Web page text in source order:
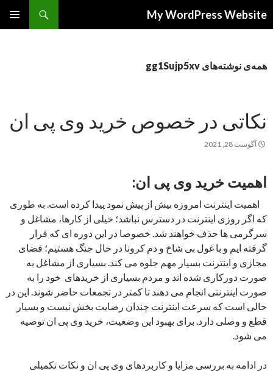
My WordPress Website
همه‌ی نوشته‌های gg1Sujp5xv
نکاتی در خصوص خرید وی پی ان
آگوست 28, 2021
اهمیت خرید وی پی ان:
اهمیت اینترنت امروزه بیش از پیش نمود پیدا کرده است. به طوری
که اگر روزی اینترنت در دسترس نباشد؛ خیلی از کارها، مشاغل و
سرگرمی ها حذف خواهند شد. خصوصا در این دوره ای که قرار
گرفته ایم و با غول بی شاخ و دم کرونا در حال جنگ هستیم؛ فضای
مجازی و اینترنت بسیار مهم جلوه می کند. بسیاری از مشاغل به
صورت دورکاری شده اند و مردم بسیاری از خریدهای خود را به
صورت اینترنتی انجام می دهند تا کمتر در تجمعات حاضر شوند. این در
حالی است که سرعت اینترنت چندان رضایت بخش نیست و بسیار
قطع و وصلی دارد. برای بهبود این وضعیت، خرید وی پی ان توصیه
می شود.
در ادامه به بررسی مزایا و کاربردهای وی پی ان و نکات تکمیلی